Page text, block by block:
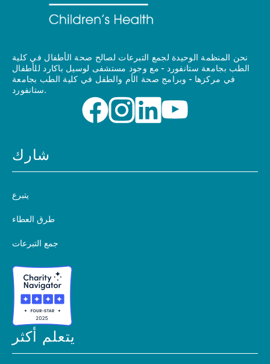
نحن المنظمة الوحيدة لجمع التبرعات لصالح صحة الأطفال في كلية
الطب بجامعة ستانفورد - مع وجود مستشفى لوسيل باكارد للأطفال
في مركزها - وبرامج صحة الأم والطفل في كلية الطب بجامعة
ستانفورد.
شارك
يتبرع
طرق العطاء
جمع التبرعات
يتعلم أكثر